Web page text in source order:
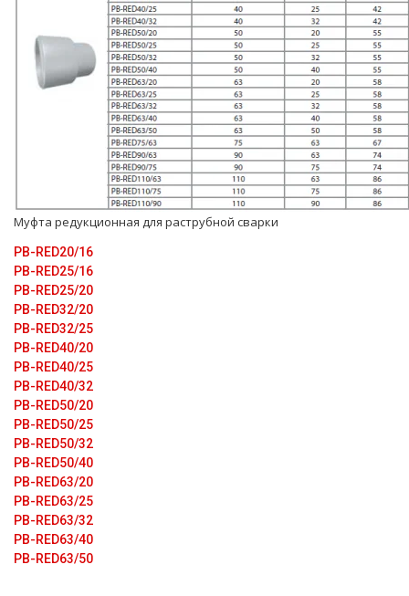
Муфта редукционная для раструбной сварки
PB-RED20/16
PB-RED25/16
PB-RED25/20
PB-RED32/20
PB-RED32/25
PB-RED40/20
PB-RED40/25
PB-RED40/32
PB-RED50/20
PB-RED50/25
PB-RED50/32
PB-RED50/40
PB-RED63/20
PB-RED63/25
PB-RED63/32
PB-RED63/40
PB-RED63/50